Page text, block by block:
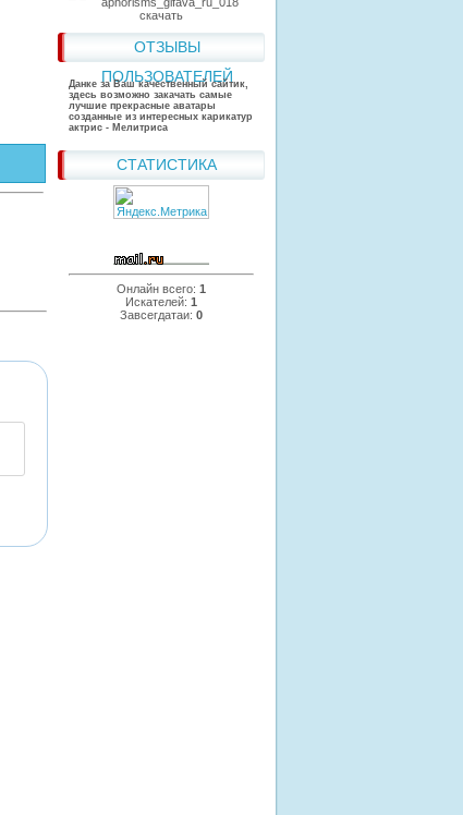
ОТЗЫВЫ
ПОЛЬЗОВАТЕЛЕЙ
Данке за Ваш качественный сайтик,
здесь возможно закачать самые
лучшие прекрасные аватары
созданные из интересных карикатур
актрис - Мелитриса
СТАТИСТИКА
Онлайн всего: 1
Искателей: 1
Завсегдатаи: 0